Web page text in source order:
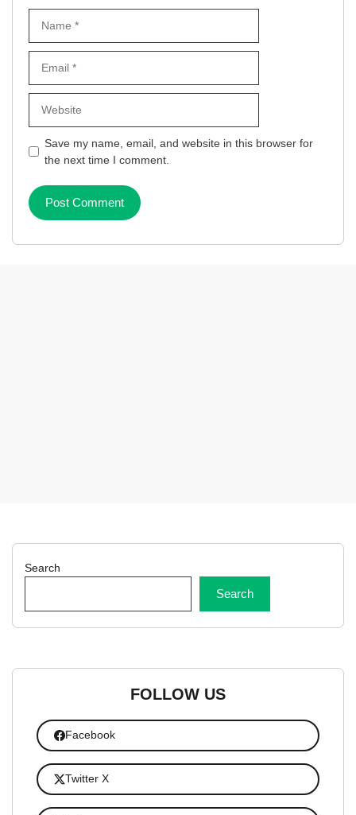
Save my name, email, and website in this browser for
the next time I comment.
Search
Search
FOLLOW US
Facebook
Twitter X